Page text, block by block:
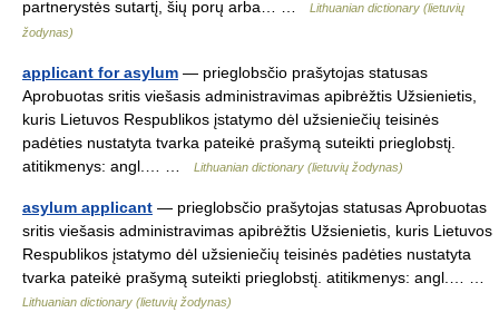
partnerystės sutartį, šių porų arba… …
Lithuanian dictionary (lietuvių
žodynas)
applicant for asylum — prieglobsčio prašytojas statusas
Aprobuotas sritis viešasis administravimas apibrėžtis Užsienietis,
kuris Lietuvos Respublikos įstatymo dėl užsieniečių teisinės
padėties nustatyta tvarka pateikė prašymą suteikti prieglobstį.
atitikmenys: angl.… …
Lithuanian dictionary (lietuvių žodynas)
asylum applicant — prieglobsčio prašytojas statusas Aprobuotas
sritis viešasis administravimas apibrėžtis Užsienietis, kuris Lietuvos
Respublikos įstatymo dėl užsieniečių teisinės padėties nustatyta
tvarka pateikė prašymą suteikti prieglobstį. atitikmenys: angl.… …
Lithuanian dictionary (lietuvių žodynas)